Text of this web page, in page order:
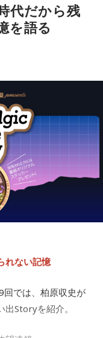
代だから残
を語る
れない記憶
では、柏原収史が
Storyを紹介。